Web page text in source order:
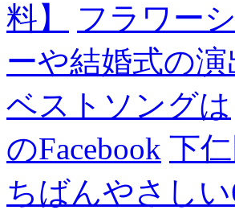
料】
フラワー
ーや結婚式の演
ベストソングは
のFacebook 下
ちばんやさしい